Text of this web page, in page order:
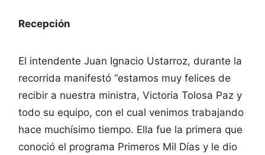
Recepción
El intendente Juan Ignacio Ustarroz, durante la
recorrida manifestó “estamos muy felices de
recibir a nuestra ministra, Victoria Tolosa Paz y
todo su equipo, con el cual venimos trabajando
hace muchísimo tiempo. Ella fue la primera que
conoció el programa Primeros Mil Días y le dio